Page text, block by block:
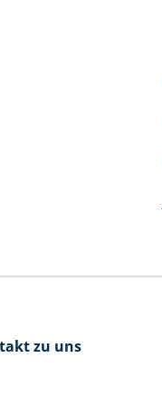
zu uns